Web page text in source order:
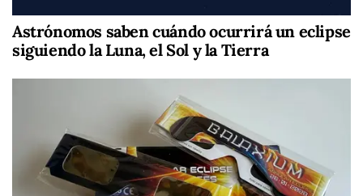
Astrónomos saben cuándo ocurrirá un eclipse
siguiendo la Luna, el Sol y la Tierra